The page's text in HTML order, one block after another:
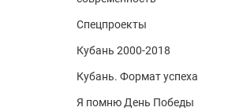
Спецпроекты
Кубань 2000-2018
Кубань. Формат успеха
Я помню День Победы